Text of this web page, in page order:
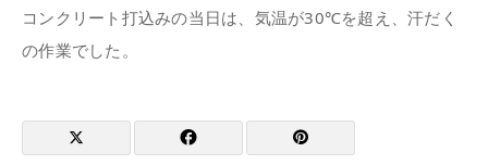
コンクリート打込みの当日は、気温が30℃を超え、汗だく
の作業でした。